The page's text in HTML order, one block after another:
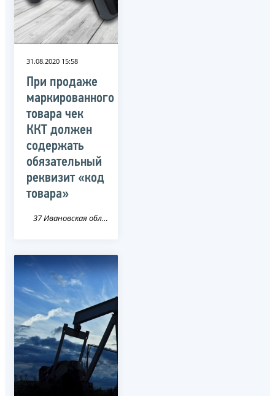
31.08.2020 15:58
При продаже
маркированного
товара чек
ККТ должен
содержать
обязательный
реквизит «код
товара»
37 Ивановская область